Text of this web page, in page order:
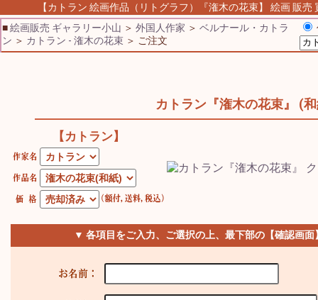
【カトラン 絵画作品（リトグラフ）『潅木の花束】 絵画 販売
■絵画販売 ギャラリー小山 ＞ 外国人作家 ＞ ベルナール・カトラ
ン ＞ カトラン - 潅木の花束 ＞ ご注文
カトラン『潅木の花束』 (
【カトラン】
▼ 各項目をご入力、ご選択の上、最下部の【確認画